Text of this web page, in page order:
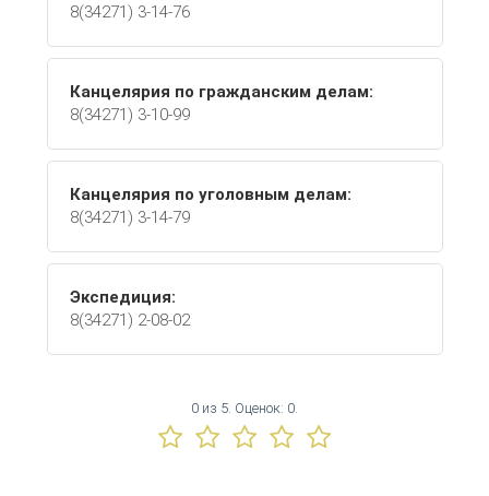
8(34271) 3-14-76
Канцелярия по гражданским делам:
8(34271) 3-10-99
Канцелярия по уголовным делам:
8(34271) 3-14-79
Экспедиция:
8(34271) 2-08-02
0 из 5. Оценок: 0